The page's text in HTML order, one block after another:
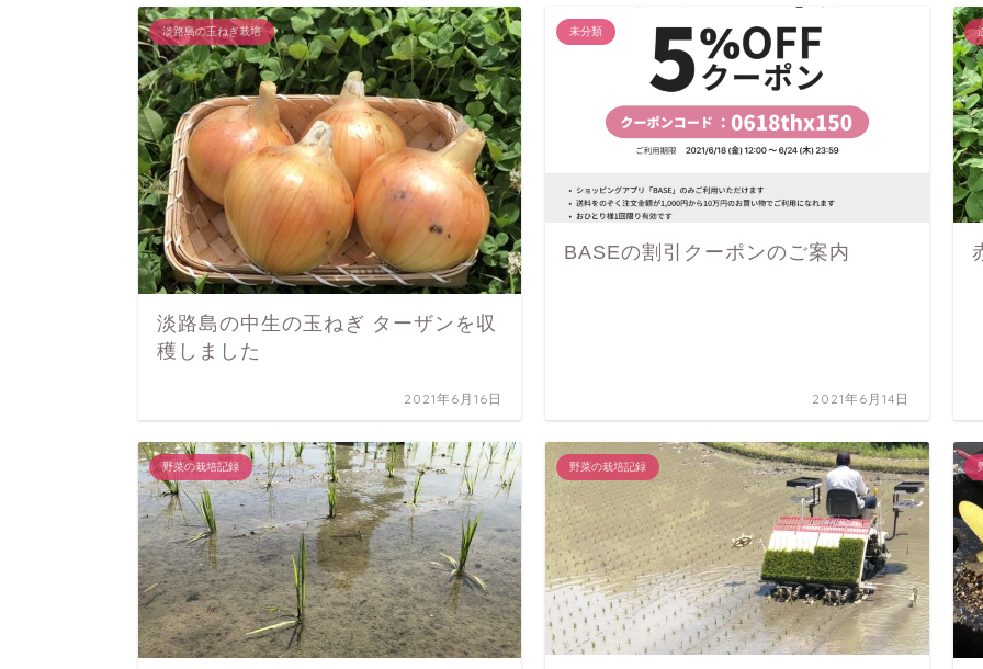
淡路島の玉ねぎ栽培
淡路島の中生の玉ねぎ ターザンを収
穫しました
2021年6月16日
未分類
BASEの割引クーポンのご案内
2021年6月14日
野菜の栽培記録 野菜の栽培記録